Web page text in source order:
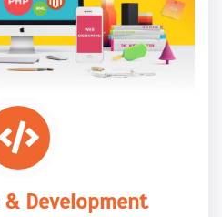
& Development